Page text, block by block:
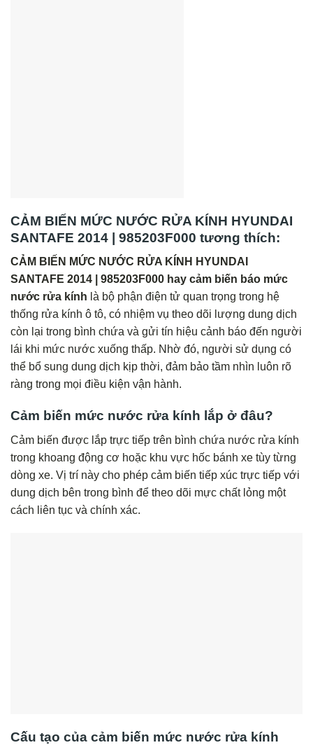
CẢM BIẾN MỨC NƯỚC RỬA KÍNH HYUNDAI
SANTAFE 2014 | 985203F000 tương thích:
CẢM BIẾN MỨC NƯỚC RỬA KÍNH HYUNDAI
SANTAFE 2014 | 985203F000 hay cảm biến báo mức
nước rửa kính là bộ phận điện tử quan trọng trong hệ
thống rửa kính ô tô, có nhiệm vụ theo dõi lượng dung dịch
còn lại trong bình chứa và gửi tín hiệu cảnh báo đến người
lái khi mức nước xuống thấp. Nhờ đó, người sử dụng có
thể bổ sung dung dịch kịp thời, đảm bảo tầm nhìn luôn rõ
ràng trong mọi điều kiện vận hành.
Cảm biến mức nước rửa kính lắp ở đâu?
Cảm biến được lắp trực tiếp trên bình chứa nước rửa kính
trong khoang động cơ hoặc khu vực hốc bánh xe tùy từng
dòng xe. Vị trí này cho phép cảm biến tiếp xúc trực tiếp với
dung dịch bên trong bình để theo dõi mực chất lỏng một
cách liên tục và chính xác.
Cấu tạo của cảm biến mức nước rửa kính